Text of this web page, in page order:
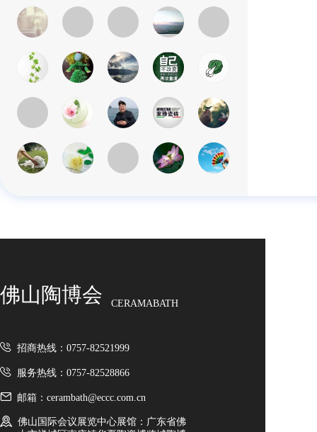
佛山陶博会 CERAMABATH
招商热线：0757-82521999
服务热线：0757-82528866
邮箱：cerambath@eccc.com.cn
佛山国际会议展览中心展馆：广东省佛